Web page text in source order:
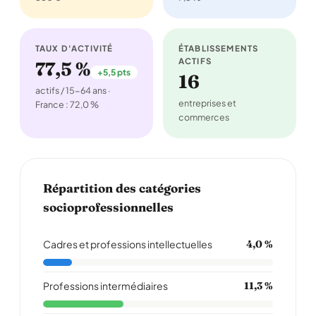
P petite fée
24/04/2009
moimeme
04/12/2008
moi je dit que c pas tro mal ici; mais voila on
TAUX D'ACTIVITÉ
77,5 % +5,5 pts
actifs / 15-64 ans ·
France : 72,0 %
ÉTABLISSEMENTS
ACTIFS
16
entreprises et
commerces
Répartition des catégories
socioprofessionnelles
Cadres et professions intellectuelles 4,0 %
Professions intermédiaires 11,3 %